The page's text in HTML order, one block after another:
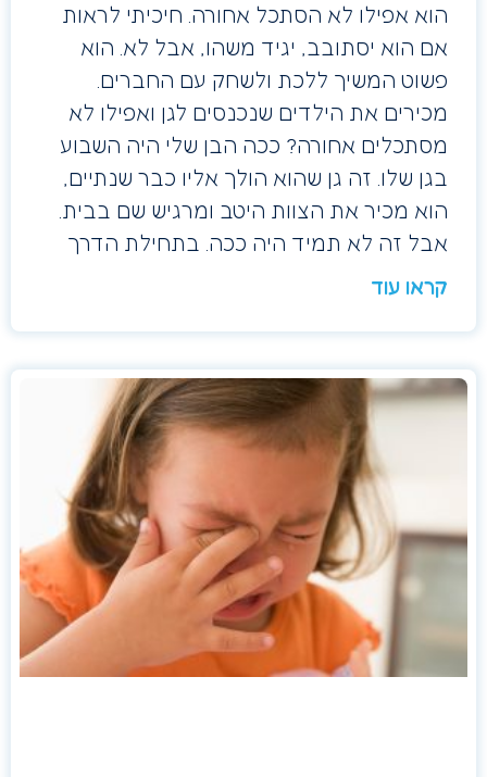
הוא אפילו לא הסתכל אחורה. חיכיתי לראות
אם הוא יסתובב, יגיד משהו, אבל לא. הוא
פשוט המשיך ללכת ולשחק עם החברים.
מכירים את הילדים שנכנסים לגן ואפילו לא
מסתכלים אחורה? ככה הבן שלי היה השבוע
בגן שלו. זה גן שהוא הולך אליו כבר שנתיים,
הוא מכיר את הצוות היטב ומרגיש שם בבית.
אבל זה לא תמיד היה ככה. בתחילת הדרך
קראו עוד